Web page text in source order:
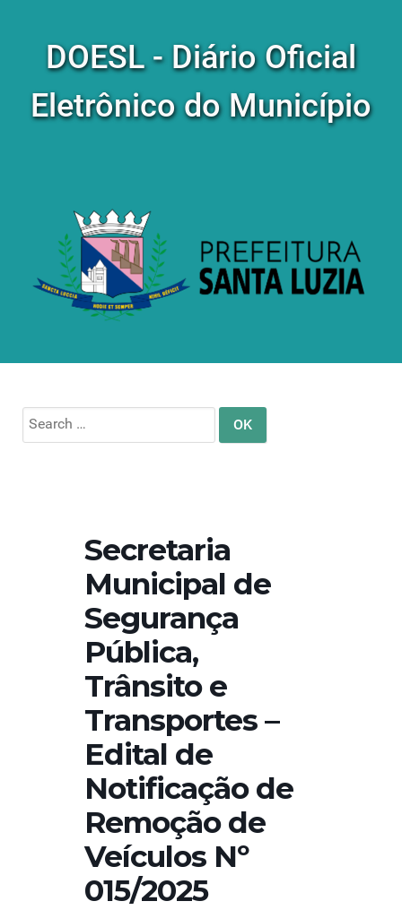
DOESL - Diário Oficial
Eletrônico do Município
Search
for:
Secretaria
Municipal de
Segurança
Pública,
Trânsito e
Transportes –
Edital de
Notificação de
Remoção de
Veículos Nº
015/2025